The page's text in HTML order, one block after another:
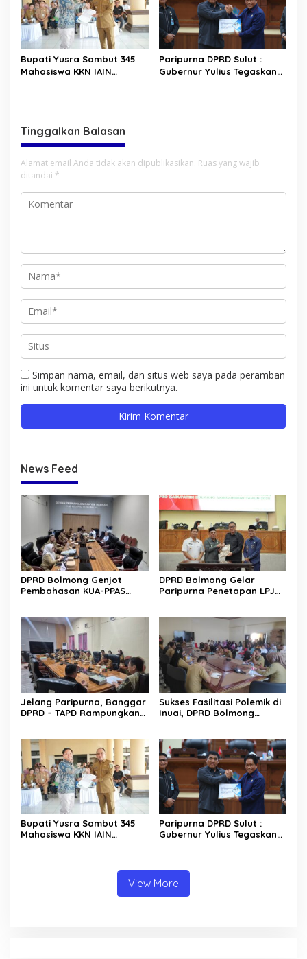
Bupati Yusra Sambut 345
Mahasiswa KKN IAIN
Paripurna DPRD Sulut :
Gubernur Yulius Tegaskan
Tinggalkan Balasan
Alamat email Anda tidak akan dipublikasikan. Ruas yang wajib
ditandai *
Simpan nama, email, dan situs web saya pada peramban
ini untuk komentar saya berikutnya.
News Feed
DPRD Bolmong Genjot
Pembahasan KUA-PPAS
DPRD Bolmong Gelar
Paripurna Penetapan LPJ
Jelang Paripurna, Banggar
DPRD – TAPD Rampungkan
Sukses Fasilitasi Polemik di
Inuai, DPRD Bolmong
Bupati Yusra Sambut 345
Mahasiswa KKN IAIN
Paripurna DPRD Sulut :
Gubernur Yulius Tegaskan
Berkelanjutan
View More